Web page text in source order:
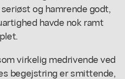
og hamrende godt,
havde nok ramt
virkelig medrivende ved
begejstring er smittende,